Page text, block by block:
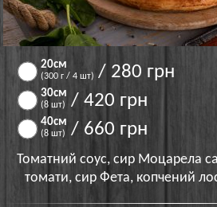
20см
(300 г / 4 шт) / 280 грн
30см
(8 шт) / 420 грн
40см
(8 шт) / 660 грн
Томатний соус, сир Моцарела
томати, сир Фета, копчений